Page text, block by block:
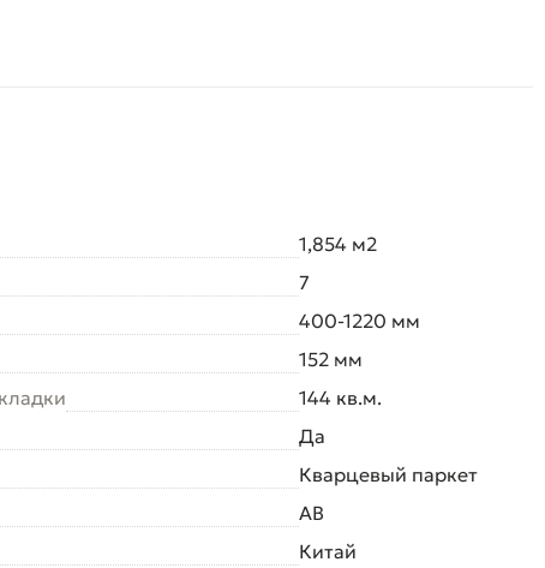
1,854 м2
7
400-1220 мм
152 мм
144 кв.м.
Да
Кварцевый паркет
AB
Китай